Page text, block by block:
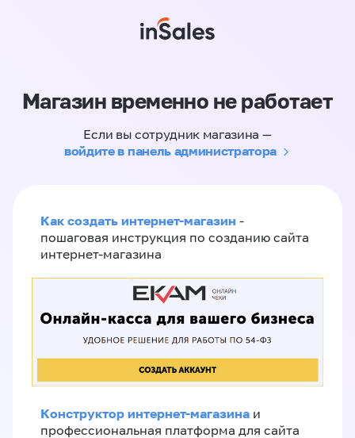
Магазин временно не работает
Если вы сотрудник магазина —
войдите в панель администратора
Как создать интернет-магазин -
пошаговая инструкция по созданию сайта
интернет-магазина
Конструктор интернет-магазина и
профессиональная платформа для сайта